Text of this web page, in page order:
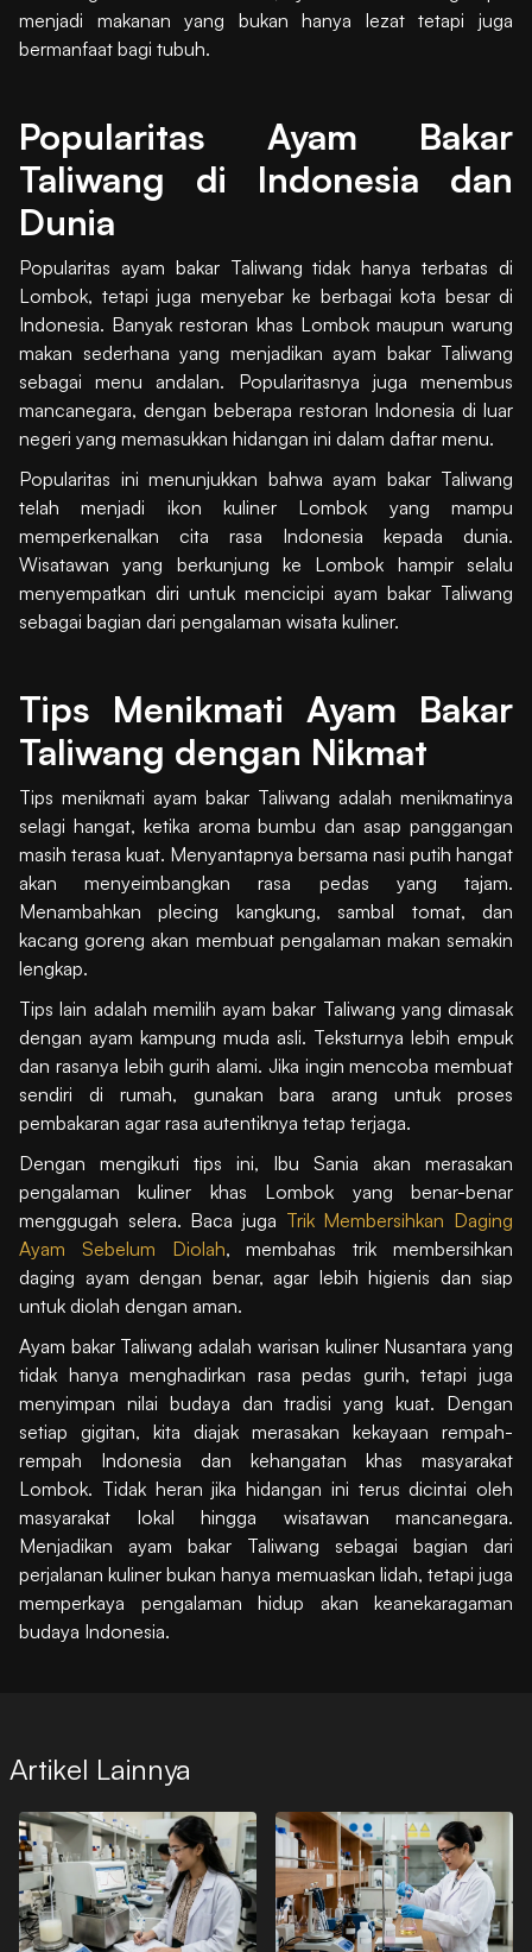
menjadi makanan yang bukan hanya lezat tetapi juga
bermanfaat bagi tubuh.
Popularitas Ayam Bakar
Taliwang di Indonesia dan
Dunia
Popularitas ayam bakar Taliwang tidak hanya terbatas di
Lombok, tetapi juga menyebar ke berbagai kota besar di
Indonesia. Banyak restoran khas Lombok maupun warung
makan sederhana yang menjadikan ayam bakar Taliwang
sebagai menu andalan. Popularitasnya juga menembus
mancanegara, dengan beberapa restoran Indonesia di luar
negeri yang memasukkan hidangan ini dalam daftar menu.
Popularitas ini menunjukkan bahwa ayam bakar Taliwang
telah menjadi ikon kuliner Lombok yang mampu
memperkenalkan cita rasa Indonesia kepada dunia.
Wisatawan yang berkunjung ke Lombok hampir selalu
menyempatkan diri untuk mencicipi ayam bakar Taliwang
sebagai bagian dari pengalaman wisata kuliner.
Tips Menikmati Ayam Bakar
Taliwang dengan Nikmat
Tips menikmati ayam bakar Taliwang adalah menikmatinya
selagi hangat, ketika aroma bumbu dan asap panggangan
masih terasa kuat. Menyantapnya bersama nasi putih hangat
akan menyeimbangkan rasa pedas yang tajam.
Menambahkan plecing kangkung, sambal tomat, dan
kacang goreng akan membuat pengalaman makan semakin
lengkap.
Tips lain adalah memilih ayam bakar Taliwang yang dimasak
dengan ayam kampung muda asli. Teksturnya lebih empuk
dan rasanya lebih gurih alami. Jika ingin mencoba membuat
sendiri di rumah, gunakan bara arang untuk proses
pembakaran agar rasa autentiknya tetap terjaga.
Dengan mengikuti tips ini, Ibu Sania akan merasakan
pengalaman kuliner khas Lombok yang benar-benar
menggugah selera. Baca juga Trik Membersihkan Daging
Ayam Sebelum Diolah, membahas trik membersihkan
daging ayam dengan benar, agar lebih higienis dan siap
untuk diolah dengan aman.
Ayam bakar Taliwang adalah warisan kuliner Nusantara yang
tidak hanya menghadirkan rasa pedas gurih, tetapi juga
menyimpan nilai budaya dan tradisi yang kuat. Dengan
setiap gigitan, kita diajak merasakan kekayaan rempah-
rempah Indonesia dan kehangatan khas masyarakat
Lombok. Tidak heran jika hidangan ini terus dicintai oleh
masyarakat lokal hingga wisatawan mancanegara.
Menjadikan ayam bakar Taliwang sebagai bagian dari
perjalanan kuliner bukan hanya memuaskan lidah, tetapi juga
memperkaya pengalaman hidup akan keanekaragaman
budaya Indonesia.
Artikel Lainnya